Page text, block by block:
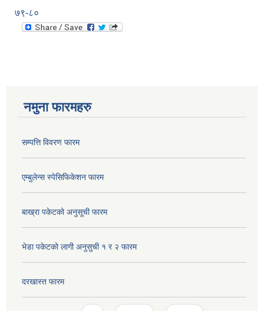
७९-८०
नमुना फारमहरु
सम्पत्ति विवरण फारम
एम्बुलेन्स स्पेसिफिकेशन फारम
बाख्रा पकेटको अनुसूची फारम
भेडा पकेटको लागी अनुसुची १ र २ फारम
दरखास्त फारम